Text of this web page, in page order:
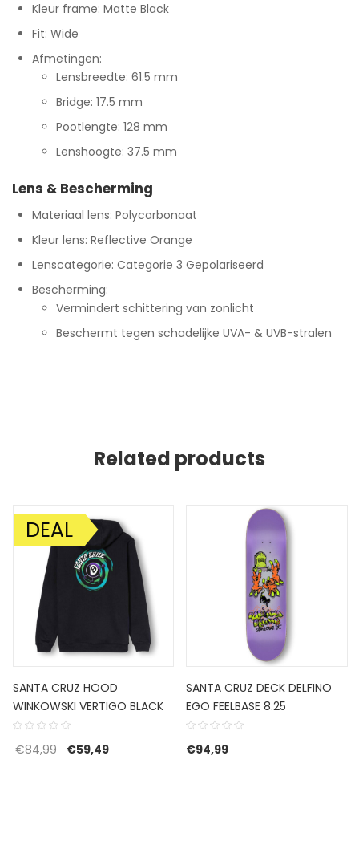
Kleur frame: Matte Black
Fit: Wide
Afmetingen:
Lensbreedte: 61.5 mm
Bridge: 17.5 mm
Pootlengte: 128 mm
Lenshoogte: 37.5 mm
Lens & Bescherming
Materiaal lens: Polycarbonaat
Kleur lens: Reflective Orange
Lenscategorie: Categorie 3 Gepolariseerd
Bescherming:
Vermindert schittering van zonlicht
Beschermt tegen schadelijke UVA- & UVB-stralen
Related products
AANBIEDING!
DEAL
SANTA CRUZ HOOD
WINKOWSKI VERTIGO BLACK
€84,99 Oorspronkelijke prijs was: €84,99.
€59,49Huidige prijs is: €59,49.
SANTA CRUZ DECK DELFINO
EGO FEELBASE 8.25
€94,99